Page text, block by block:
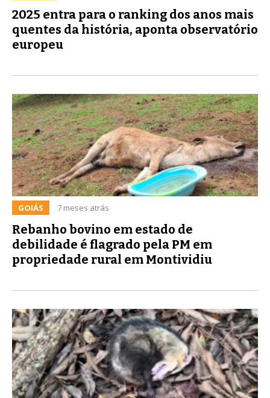
2025 entra para o ranking dos anos mais
quentes da história, aponta observatório
europeu
GOIÁS 7 meses atrás
Rebanho bovino em estado de
debilidade é flagrado pela PM em
propriedade rural em Montividiu